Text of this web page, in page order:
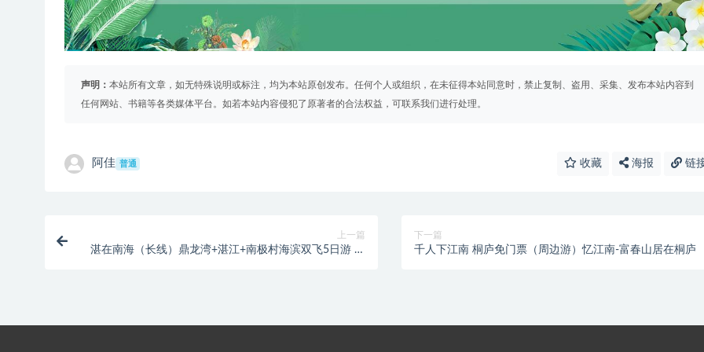
声明： 本站所有文章，如无特殊说明或标注，均为本站原创发布。任何个人或组织，在未征得本站同意时，禁止复制、盗用、采集、发布本站内容到
任何网站、书籍等各类媒体平台。如若本站内容侵犯了原著者的合法权益，可联系我们进行处理。
阿佳 普通 收藏 海报 链
上一篇
湛在南海（长线）鼎龙湾+湛江+南极村海滨双飞5日游 海
下一篇
千人下江南 桐庐免门票（周边游）忆江南-富春山居在桐庐